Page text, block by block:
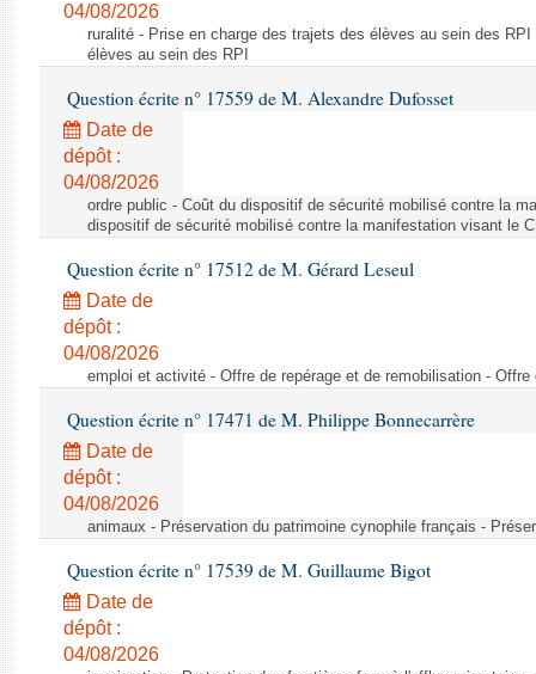
04/08/2026
ruralité - Prise en charge des trajets des élèves au sein des
élèves au sein des RPI
Question écrite n° 17559 de M. Alexandre Dufosset
Date de
dépôt :
04/08/2026
ordre public - Coût du dispositif de sécurité mobilisé contre la
dispositif de sécurité mobilisé contre la manifestation visant le
Question écrite n° 17512 de M. Gérard Leseul
Date de
dépôt :
04/08/2026
emploi et activité - Offre de repérage et de remobilisation -
Question écrite n° 17471 de M. Philippe Bonnecarrère
Date de
dépôt :
04/08/2026
animaux - Préservation du patrimoine cynophile français -
Question écrite n° 17539 de M. Guillaume Bigot
Date de
dépôt :
04/08/2026